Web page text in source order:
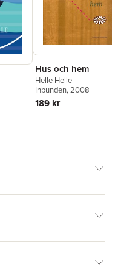
Hus och hem
Helle Helle
Inbunden, 2008
189 kr